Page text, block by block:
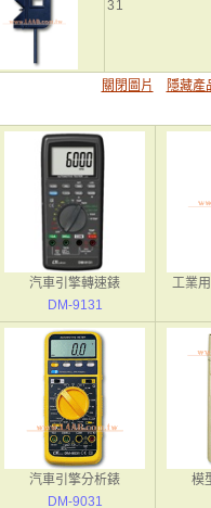
31
關閉圖片 隱藏產
汽車引擎轉速錶
DM-9131
工業
汽車引擎分析錶
DM-9031
模